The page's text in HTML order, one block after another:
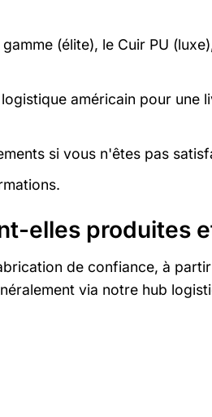
(élite), le Cuir PU
américain pour une
si vous n'êtes pas
elles produites
de confiance, à
via notre hub